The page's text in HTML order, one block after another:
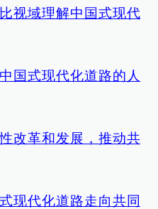
视域理解中国式现代
国式现代化道路的人
改革和发展，推动共
现代化道路走向共同